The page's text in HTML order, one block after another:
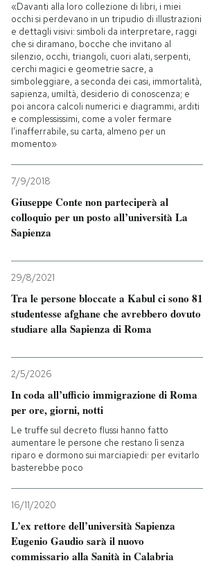
«Davanti alla loro collezione di libri, i miei
occhi si perdevano in un tripudio di illustrazioni
e dettagli visivi: simboli da interpretare, raggi
che si diramano, bocche che invitano al
silenzio, occhi, triangoli, cuori alati, serpenti,
cerchi magici e geometrie sacre, a
simboleggiare, a seconda dei casi, immortalità,
sapienza, umiltà, desiderio di conoscenza; e
poi ancora calcoli numerici e diagrammi, arditi
e complessissimi, come a voler fermare
l’inafferrabile, su carta, almeno per un
momento»
7/9/2018
Giuseppe Conte non parteciperà al
colloquio per un posto all’università La
Sapienza
29/8/2021
Tra le persone bloccate a Kabul ci sono 81
studentesse afghane che avrebbero dovuto
studiare alla Sapienza di Roma
2/5/2026
In coda all’ufficio immigrazione di Roma
per ore, giorni, notti
Le truffe sul decreto flussi hanno fatto
aumentare le persone che restano lì senza
riparo e dormono sui marciapiedi: per evitarlo
basterebbe poco
16/11/2020
L’ex rettore dell’università Sapienza
Eugenio Gaudio sarà il nuovo
commissario alla Sanità in Calabria